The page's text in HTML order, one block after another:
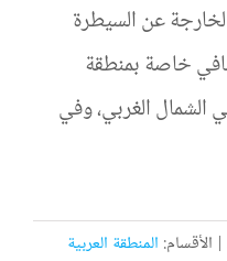
عن السيطرة
خاصة بمنطقة
الشمال الغربي، وفي
| الأقسام: المنطقة العربية